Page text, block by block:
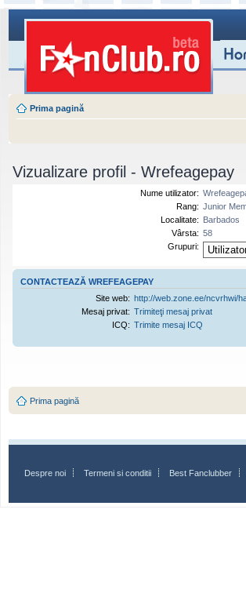
Prima pagină
Vizualizare profil - Wrefeagepay
Nume utilizator:
Rang: Junior
Localitate: Barbados
Vârsta: 58
Grupuri:
CONTACTEAZĂ WREFEAGEPAY
Site web: http://web.zone.ee/ncvrhwi/
Mesaj privat: Trimiteţi mesaj privat
ICQ: Trimite mesaj ICQ
Prima pagină
Despre noi Termeni si conditii Best Fanclubber